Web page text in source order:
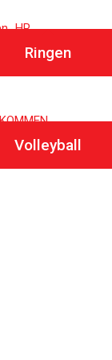
Ringen
Volleyball